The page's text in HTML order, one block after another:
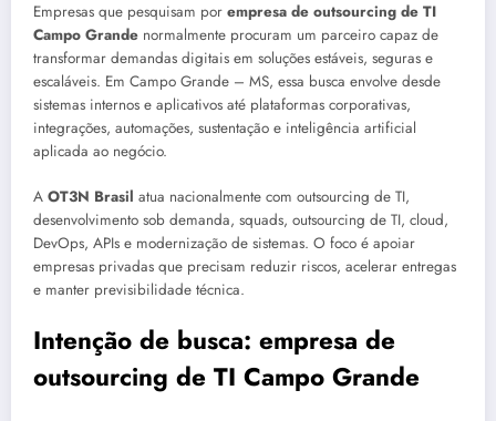
Empresas que pesquisam por empresa de outsourcing de TI
Campo Grande normalmente procuram um parceiro capaz de
transformar demandas digitais em soluções estáveis, seguras e
escaláveis. Em Campo Grande – MS, essa busca envolve desde
sistemas internos e aplicativos até plataformas corporativas,
integrações, automações, sustentação e inteligência artificial
aplicada ao negócio.
A OT3N Brasil atua nacionalmente com outsourcing de TI,
desenvolvimento sob demanda, squads, outsourcing de TI, cloud,
DevOps, APIs e modernização de sistemas. O foco é apoiar
empresas privadas que precisam reduzir riscos, acelerar entregas
e manter previsibilidade técnica.
Intenção de busca: empresa de
outsourcing de TI Campo Grande